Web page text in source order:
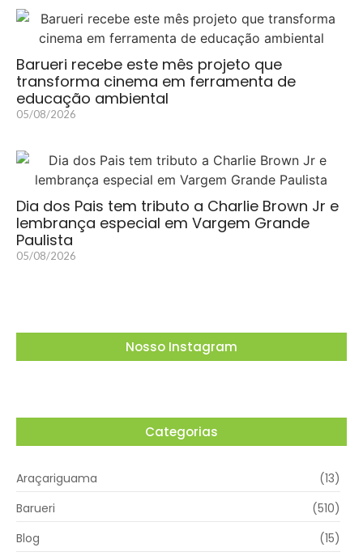
Barueri recebe este mês projeto que
transforma cinema em ferramenta de
educação ambiental
05/08/2026
Dia dos Pais tem tributo a Charlie Brown Jr e
lembrança especial em Vargem Grande
Paulista
05/08/2026
Nosso Instagram
Categorias
Araçariguama
(13)
Barueri
(510)
Blog
(15)